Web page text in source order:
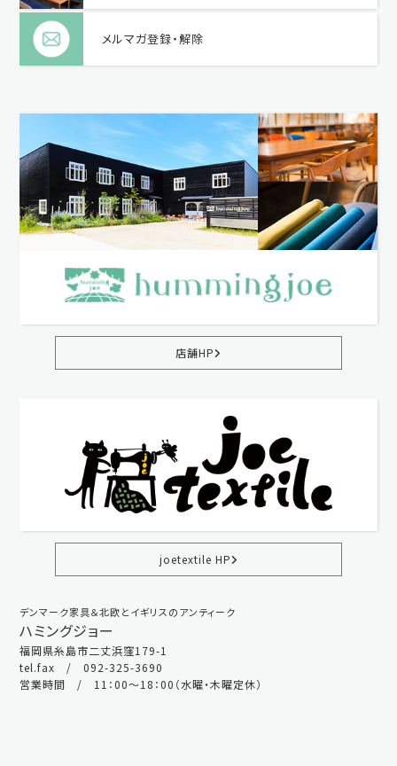
メルマガ登録・解除
店舗HP
joetextile HP
デンマーク家具＆北欧とイギリスのアンティーク
ハミングジョー
福岡県糸島市二丈浜窪179-1
tel.fax / 092-325-3690
営業時間 / 11：00～18：00（水曜・木曜定休）